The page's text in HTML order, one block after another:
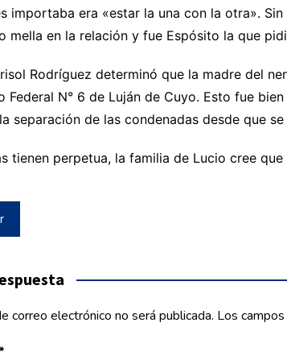
importaba era «estar la una con la otra».
mella en la relación y fue Espósito la que
Rodríguez determinó que la madre del
Federal N° 6 de Luján de Cuyo. Esto fue
separación de las condenadas desde que
tienen perpetua, la familia de Lucio cree que
correo electrónico no será publicada. Los
*